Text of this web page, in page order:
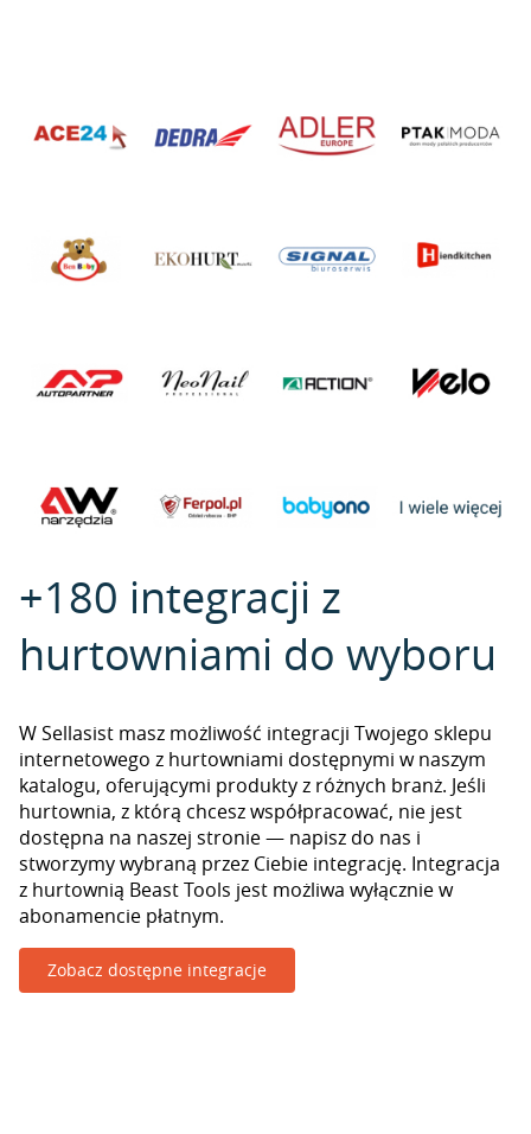
+180 integracji z
hurtowniami do wyboru
W Sellasist masz możliwość integracji Twojego sklepu
internetowego z hurtowniami dostępnymi w naszym
katalogu, oferującymi produkty z różnych branż. Jeśli
hurtownia, z którą chcesz współpracować, nie jest
dostępna na naszej stronie — napisz do nas i
stworzymy wybraną przez Ciebie integrację. Integracja
z hurtownią Beast Tools jest możliwa wyłącznie w
abonamencie płatnym.
Zobacz dostępne integracje